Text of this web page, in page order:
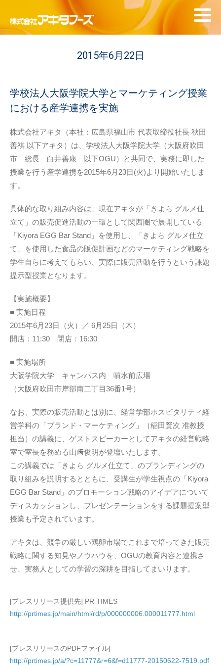
2015年6月22日
学校法人大阪学院大学とマーケティング授業
における産学連携を実施
株式会社アキタ（本社：広島県福山市 代表取締役社長 秋田
善祺 以下アキタ）は、学校法人大阪学院大学（大阪府吹田
市 総長 白井善康 以下OGU）と共同で、実務に即した
授業を行う産学連携を2015年6月23日(火)より開始いたしま
す。
具体的な取り組み内容は、現在アキタが「きよら グルメ仕
立て」の販売促進活動の一環として関西圏で展開している
「Kiyora EGG Bar Stand」を使用し、「きよら グルメ仕立
て」を使用した食品の販促計画などのマーケティング戦略を
学生自らに考えてもらい、実際に販売活動を行うという課題
提示型授業となります。
【実施概要】
■ 実施日程
2015年6月23日（火）／ 6月25日（木）
開店：11:30 閉店：16:30
■ 実施場所
大阪学院大学 キャンパス内 噴水前広場
（大阪府吹田市岸部南二丁目36番1号）
なお、実際の販売活動とは別に、経営学部ホスピタリティ経
営学科の「ブランド・マーケティング」（稲田賢次 准教授
担当）の講義に、ゲストスピーカーとしてアキタの経営戦略
室で室長を務める山﨑俊明が登壇いたします。
この講義では「きよら グルメ仕立て」のブランディングの
取り組みを説明するとともに、受講生が学生視点の「Kiyora
EGG Bar Stand」のプロモーション戦略のアイデアについて
ディスカッションし、プレゼンテーションをする課題提案型
授業も予定されています。
アキタは、競争の厳しい鶏卵市場でこれまで培ってきた販売
戦略に関する知見やノウハウを、OGUの教育内容と連携さ
せ、実務人としての学習の深耕を目指してまいります。
[プレスリリース提供先] PR TIMES
http://prtimes.jp/main/html/rd/p/000000006.000011777.html
[プレスリリースのPDFファイル]
http://prtimes.jp/a/?c=11777&r=6&f=d11777-20150622-7519.pdf